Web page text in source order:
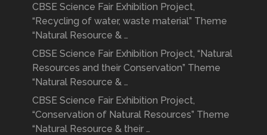
CBSE Science Fair Exhibition Project,
“Recycling of water, waste material” Theme
“Natural Resource & …
CBSE Science Fair Exhibition Project, “Natural
Resources and their Conservation” Theme
“Natural Resource & …
CBSE Science Fair Exhibition Project,
“Conservation of Natural Resources” Theme
“Natural Resource & their …